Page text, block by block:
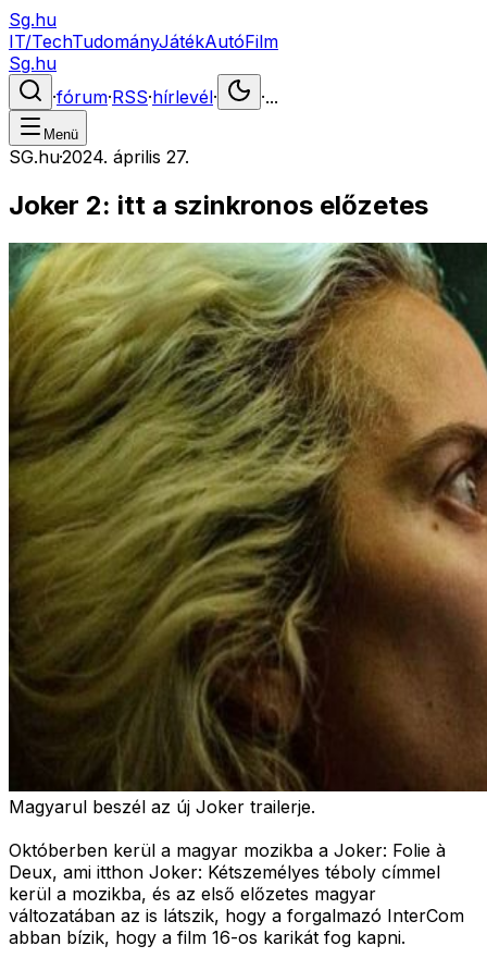
Sg.hu
IT/TechTudományJátékAutóFilm
Sg.hu
·fórum·RSS·hírlevél· ·...
Menü
SG.hu·2024. április 27.
Joker 2: itt a szinkronos előzetes
Magyarul beszél az új Joker trailerje.
Októberben kerül a magyar mozikba a Joker: Folie à
Deux, ami itthon Joker: Kétszemélyes téboly címmel
kerül a mozikba, és az első előzetes magyar
változatában az is látszik, hogy a forgalmazó InterCom
abban bízik, hogy a film 16-os karikát fog kapni.